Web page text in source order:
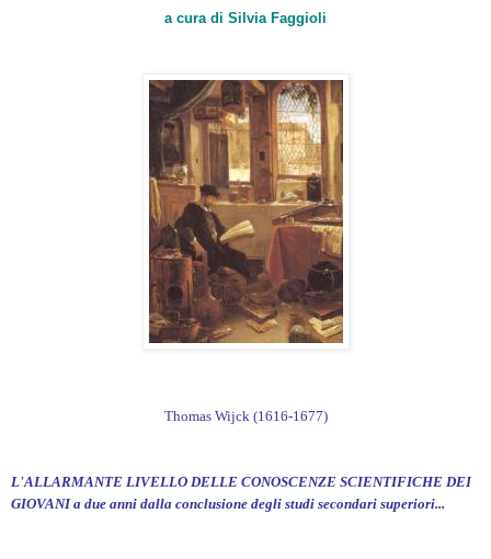
a cura di Silvia Faggioli
Thomas Wijck (1616-1677)
L'ALLARMANTE LIVELLO DELLE CONOSCENZE SCIENTIFICHE DEI
GIOVANI a due anni dalla conclusione degli studi secondari superiori...